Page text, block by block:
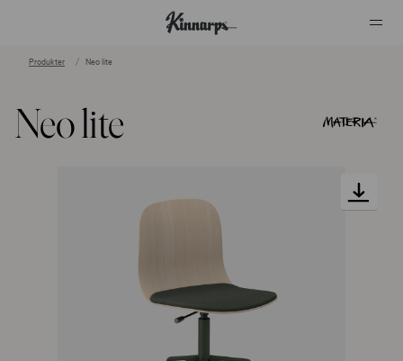
Produkter Neo lite
Neo lite